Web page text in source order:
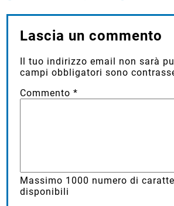
Lascia un commento
Il tuo indirizzo email non sarà
campi obbligatori sono
Commento*
Massimo 1000 numero di
disponibili